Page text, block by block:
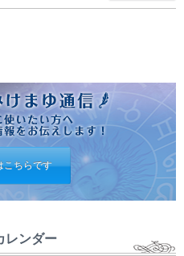
こちらです
レンダー